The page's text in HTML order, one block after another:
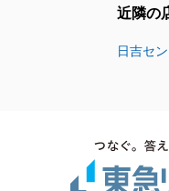
近隣の
日吉セ